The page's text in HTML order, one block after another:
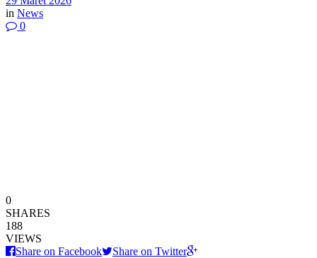
in News
0
0
SHARES
188
VIEWS
Share on Facebook
Share on Twitter